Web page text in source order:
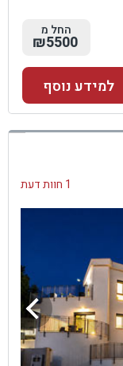
החל מ
₪5500
למידע נוסף
1 חוות דעת